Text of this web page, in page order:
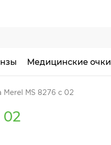
Медицинские очки
Merel MS 8276 с 02
02